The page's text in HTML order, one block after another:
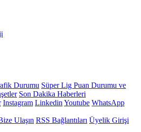
Durumu Süper Lig Puan Durumu ve
Son Dakika Haberleri
Instagram Linkedin Youtube WhatsApp
Ulaşın RSS Bağlantıları Üyelik Girişi